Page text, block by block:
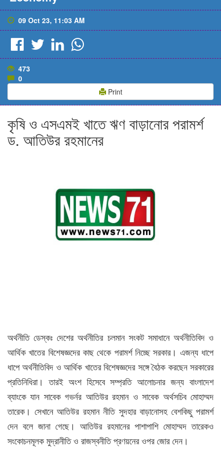
09 Oct 23, 11:03 AM
473
0
Print
কৃষি ও এসএমই খাতে ঋণ বাড়ানোর পরামর্শ
ড. আতিউর রহমানের
অর্থনীতি ডেস্কঃ দেশের অর্থনীতির চলমান সংকট সমাধানে অর্থনীতিবিদ ও
আর্থিক খাতের বিশেষজ্ঞদের কাছ থেকে পরামর্শ নিচ্ছে সরকার। এজন্য ধাপে
ধাপে অর্থনীতিবিদ ও আর্থিক খাতের বিশেষজ্ঞদের সঙ্গে বৈঠক করছেন সরকারের
প্রতিনিধিরা। তারই অংশ হিসেবে সম্প্রতি আলোচনার জন্য বাংলাদেশ
ব্যাংকে যান সাবেক গভর্নর আতিউর রহমান ও সাবেক অর্থসচিব মোহাম্মদ
তারেক। সেখানে আতিউর রহমান নীতি সুদহার বাড়ানোসহ বেশকিছু পরামর্শ
দেন বলে জানা গেছে। আতিউর রহমানের পাশাপাশি মোহাম্মদ তারেকও
সংকোচনমূলক মুদ্রানীতি ও রাজস্বনীতি প্রণয়নের ওপর জোর দেন।